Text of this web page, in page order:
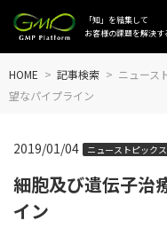
「知」を結集して
お客様の課題を解決す
HOME 記事検索 ニュース
望なパイプライン
細胞及び遺伝子治
イン
2019/01/04 ニューストピックス